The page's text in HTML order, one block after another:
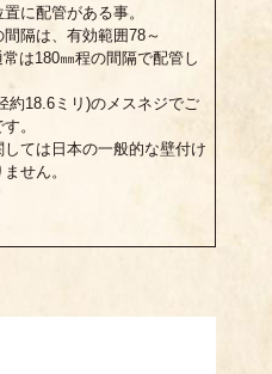
に配管がある事。
隔は、有効範囲78～
は180㎜程の間隔で配管し
約18.6ミリ)のメスネジでご
。
ては日本の一般的な壁付け
せん。